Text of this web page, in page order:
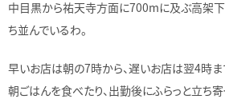
中目黒から祐天寺方面に700mに及ぶ高架
ち並んでいるわ。
早いお店は朝の7時から、遅いお店は翌4時ま
朝ごはんを食べたり、出勤後にふらっと立ち